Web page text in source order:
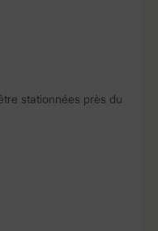
stationnées près du